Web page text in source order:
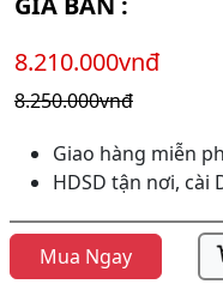
8.210.000vnđ
8.250.000vnđ
Giao hàng miễn
HDSD tận nơi, cài
Mua Ngay